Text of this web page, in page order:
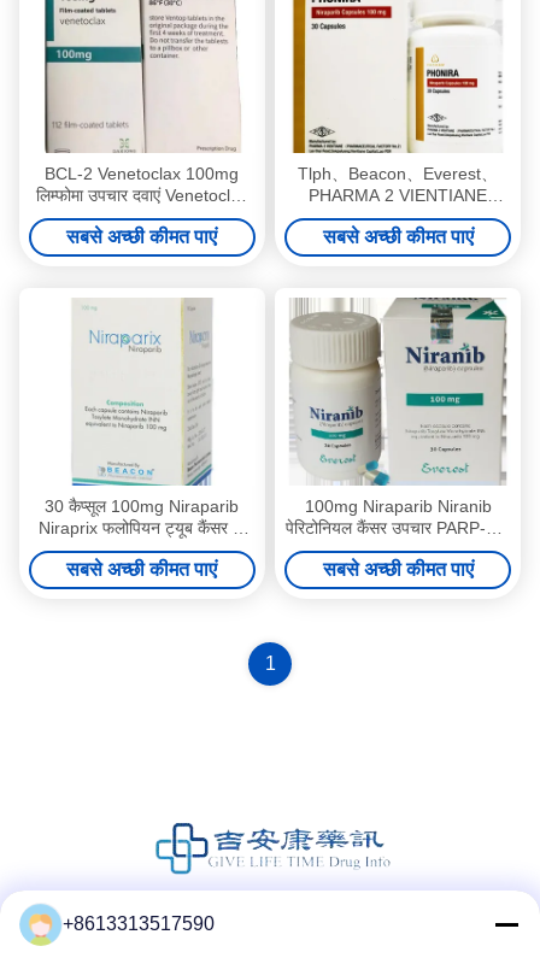
BCL-2 Venetoclax 100mg
लिम्फोमा उपचार दवाएं Venetoclax
टैबलेट
सबसे अच्छी कीमत पाएं
Tlph、Beacon、Everest、
PHARMA 2 VIENTIANE
Niraparib ZL-2306 PHONIRA
100mg*30 टैबलेट अंडाशय कैंसर,
फैलोपियन ट्यूब कैंसर, पेरिटोनियल
सबसे अच्छी कीमत पाएं
30 कैप्सूल 100mg Niraparib
Niraprix फलोपियन ट्यूब कैंसर के
लिए
सबसे अच्छी कीमत पाएं
100mg Niraparib Niranib
पेरिटोनियल कैंसर उपचार PARP-1,2
लक्ष्य
सबसे अच्छी कीमत पाएं
1
+8613313517590